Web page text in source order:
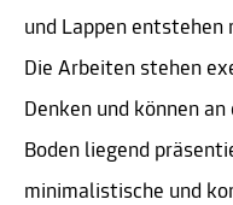
und Lappen
Die Arbeiten stehen
Denken und können
Boden liegend
minimalistische und